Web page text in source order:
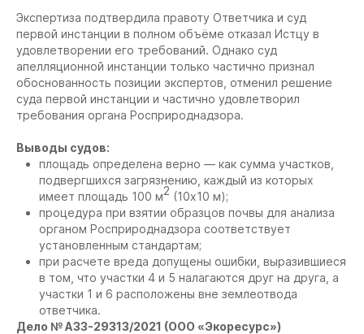
Экспертиза подтвердила правоту Ответчика и суд
первой инстанции в полном объёме отказал Истцу в
удовлетворении его требований. Однако суд
апелляционной инстанции только частично признал
обоснованность позиции экспертов, отменил решение
суда первой инстанции и частично удовлетворил
требования органа Росприроднадзора.
Выводы судов:
площадь определена верно — как сумма участков,
подвергшихся загрязнению, каждый из которых
имеет площадь 100 м2 (10х10 м);
процедура при взятии образцов почвы для анализа
органом Росприроднадзора соответствует
установленным стандартам;
при расчете вреда допущены ошибки, выразившиеся
в том, что участки 4 и 5 налагаются друг на друга, а
участки 1 и 6 расположены вне землеотвода
ответчика.
Дело № А33-29313/2021 (ООО «Экоресурс»)